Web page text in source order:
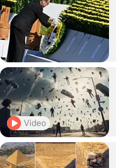
Video